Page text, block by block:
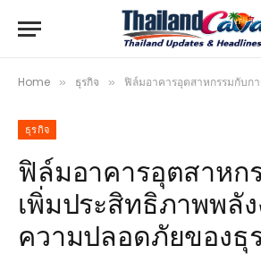
Home » ธุรกิจ » ฟิล์มอาคารอุตสาหกรรมกับการเพิ่มประสิทธิภ
ธุรกิจ
ฟิล์มอาคารอุตสาหก
เพิ่มประสิทธิภาพพลั
ความปลอดภัยของธุ